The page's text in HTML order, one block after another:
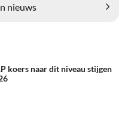
nieuws
koers naar dit niveau stijgen